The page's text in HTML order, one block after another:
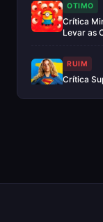
OTIMO
Crítica
Levar as
RUIM
Crítica